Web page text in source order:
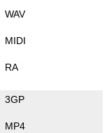
WAV
MIDI
RA
3GP
MP4